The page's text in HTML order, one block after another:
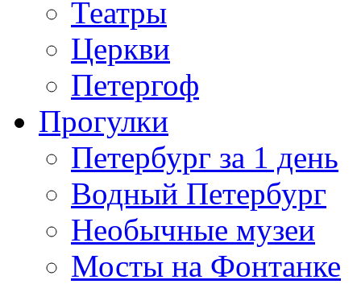
Театры
Церкви
Петергоф
Прогулки
Петербург за 1 день
Водный Петербург
Необычные музеи
Мосты на Фонтанке